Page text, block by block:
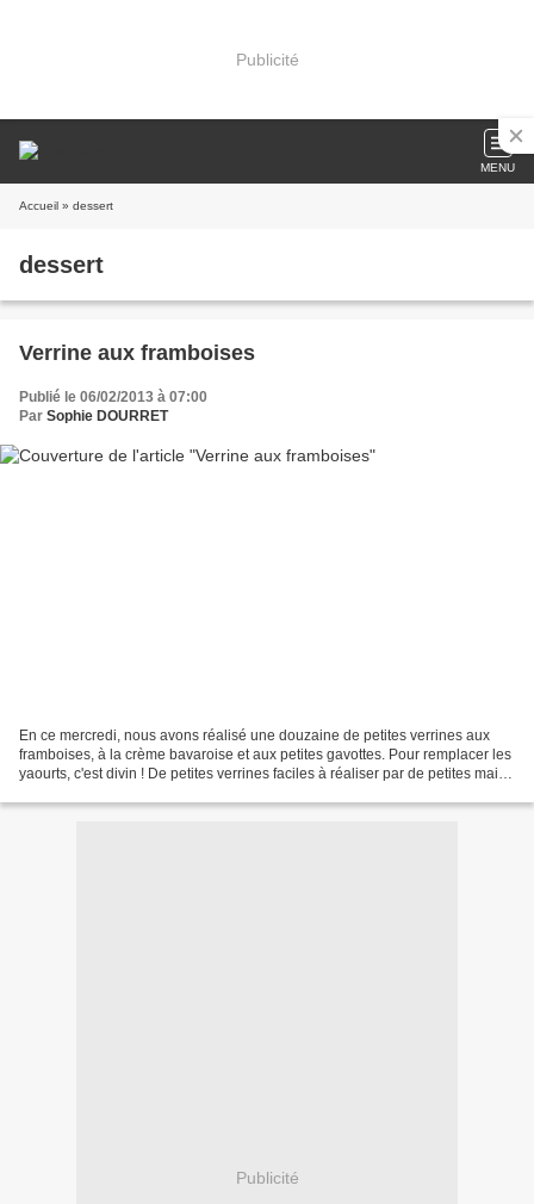
Publicité
MENU
Accueil » dessert
dessert
Verrine aux framboises
Publié le 06/02/2013 à 07:00
Par Sophie DOURRET
En ce mercredi, nous avons réalisé une douzaine de petites verrines aux
framboises, à la crème bavaroise et aux petites gavottes. Pour remplacer les
yaourts, c'est divin ! De petites verrines faciles à réaliser par de petites mains
Publicité